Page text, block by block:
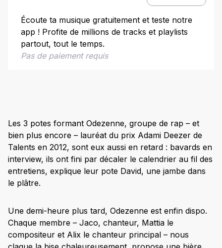
Vous passez des concerts organisés via
Facebook – « Odezenne à la demande – à
l’Olympia en mars 2015 !
Est-ce que vous avez laissé tomber des choses
pour Odezenne ?
Le single ‘Je Veux Te Baiser’ marche très bien
sur Internet. Est-ce que vous vous y attendiez ?
Est-ce qu’on peut expliquer ce succès par le fait
que vous avez posé des mots très simples sur un
sentiment que tout le monde peut avoir ?
Le reste de l’EP est assez sombre, avec l’idée de
chercher sa voie, un sens. C’est une question qui
vous habite ?
Écoute ta musique gratuitement et teste notre
app ! Profite de millions de tracks et playlists
partout, tout le temps.
Pas de paiement requis
Les 3 potes formant Odezenne, groupe de rap – et
bien plus encore – lauréat du prix Adami Deezer de
Talents en 2012, sont eux aussi en retard : bavards en
interview, ils ont fini par décaler le calendrier au fil des
entretiens, explique leur pote David, une jambe dans
le plâtre.
Une demi-heure plus tard, Odezenne est enfin dispo.
Chaque membre – Jaco, chanteur, Mattia le
compositeur et Alix le chanteur principal – nous